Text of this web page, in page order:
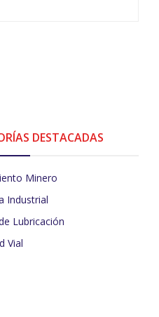
DESTACADAS
Minero
Industrial
Lubricación
Vial